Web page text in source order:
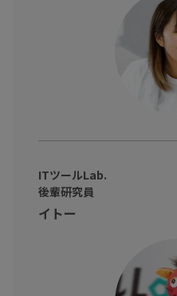
※動画内のデータや実数、所属
ITツールLab.
後輩研究員
イトー